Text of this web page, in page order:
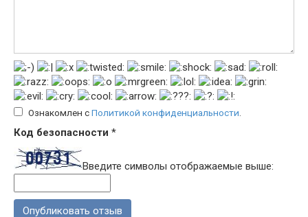
Ознакомлен сПолитикой конфиденциальности
Код безопасности *
Введите символы отображаемые выше: